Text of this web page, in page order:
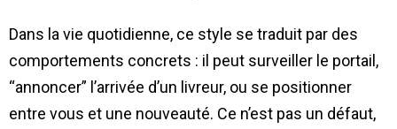
Dans la vie quotidienne, ce style se traduit par des
comportements concrets : il peut surveiller le portail,
“annoncer” l’arrivée d’un livreur, ou se positionner
entre vous et une nouveauté. Ce n’est pas un défaut,